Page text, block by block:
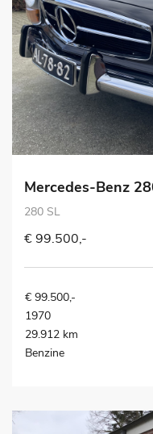
Mercedes-Benz
280 SL
€ 99.500,-
€ 99.500,-
1970
29.912 km
Benzine